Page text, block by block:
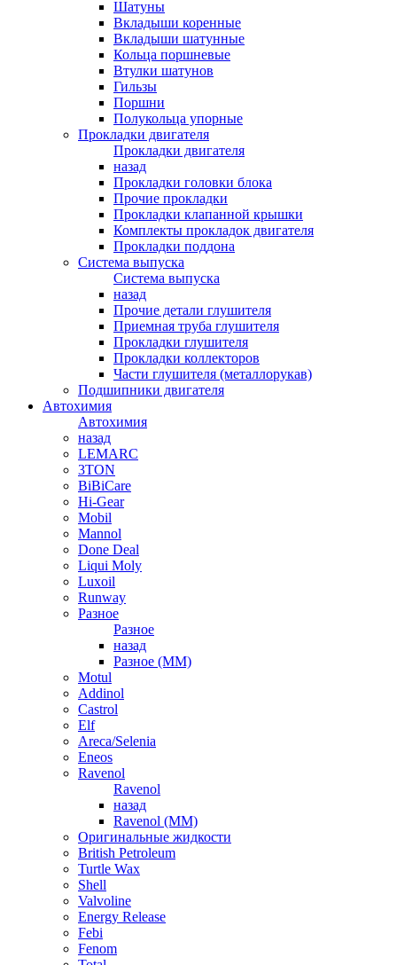
Шатуны
Вкладыши коренные
Вкладыши шатунные
Кольца поршневые
Втулки шатунов
Гильзы
Поршни
Полукольца упорные
Прокладки двигателя
Прокладки двигателя
назад
Прокладки головки блока
Прочие прокладки
Прокладки клапанной крышки
Комплекты прокладок двигателя
Прокладки поддона
Система выпуска
Система выпуска
назад
Прочие детали глушителя
Приемная труба глушителя
Прокладки глушителя
Прокладки коллекторов
Части глушителя (металлорукав)
Подшипники двигателя
Автохимия
Автохимия
назад
LEMARC
3TON
BiBiCare
Hi-Gear
Mobil
Mannol
Done Deal
Liqui Moly
Luxoil
Runway
Разное
Разное
назад
Разное (ММ)
Motul
Addinol
Castrol
Elf
Areca/Selenia
Eneos
Ravenol
Ravenol
назад
Ravenol (ММ)
Оригинальные жидкости
British Petroleum
Turtle Wax
Shell
Valvoline
Energy Release
Febi
Fenom